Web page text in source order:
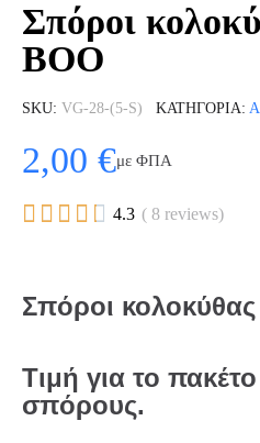
Σπόροι
BOO
SKU VG-28-(5-S) ΚΑΤΗΓΟΡΊΑ
2,00 €με ΦΠΑ
     4.3 ( 8 reviews)
Σπόροι
Τιμή για το
σπόρους.